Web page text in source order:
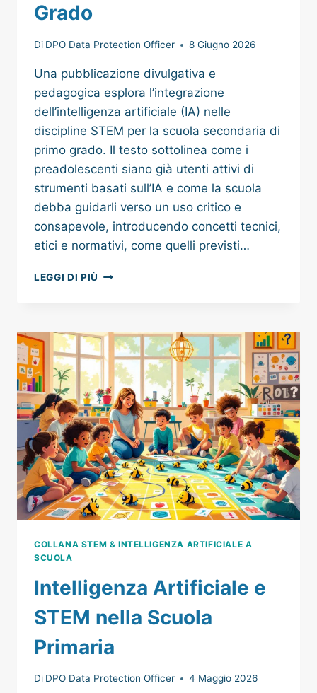
Grado
Di DPO Data Protection Officer 8 Giugno 2026
Una pubblicazione divulgativa e
pedagogica esplora l’integrazione
dell’intelligenza artificiale (IA) nelle
discipline STEM per la scuola secondaria di
primo grado. Il testo sottolinea come i
preadolescenti siano già utenti attivi di
strumenti basati sull’IA e come la scuola
debba guidarli verso un uso critico e
consapevole, introducendo concetti tecnici,
etici e normativi, come quelli previsti…
LEGGI DI PIÙ INTELLIGENZA
NELLA
SCUOLA
SECONDARIA
DI
PRIMO
GRADO
COLLANA STEM & INTELLIGENZA ARTIFICIALE A
SCUOLA
Intelligenza Artificiale e
STEM nella Scuola
Primaria
Di DPO Data Protection Officer 4 Maggio 2026